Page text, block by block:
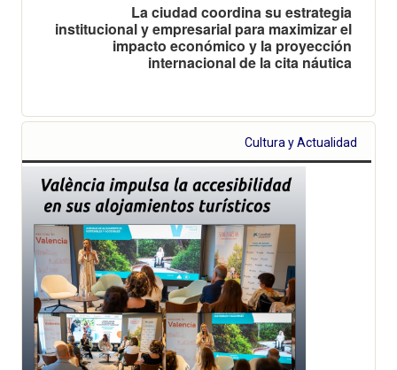
La ciudad coordina su estrategia
institucional y empresarial para maximizar el
impacto económico y la proyección
internacional de la cita náutica
Cultura y Actualidad